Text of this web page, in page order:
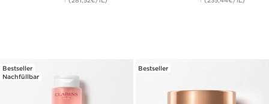
Bestseller
Nachfüllbar
Bestseller